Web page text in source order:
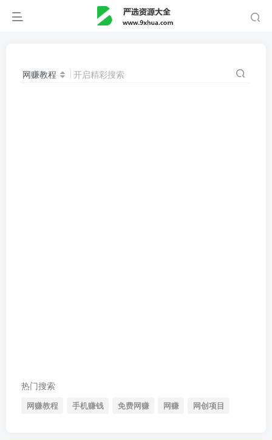
网赚教程 开启精彩搜索
热门搜索
网赚教程 手机赚钱 免费网赚 网赚 网创项目